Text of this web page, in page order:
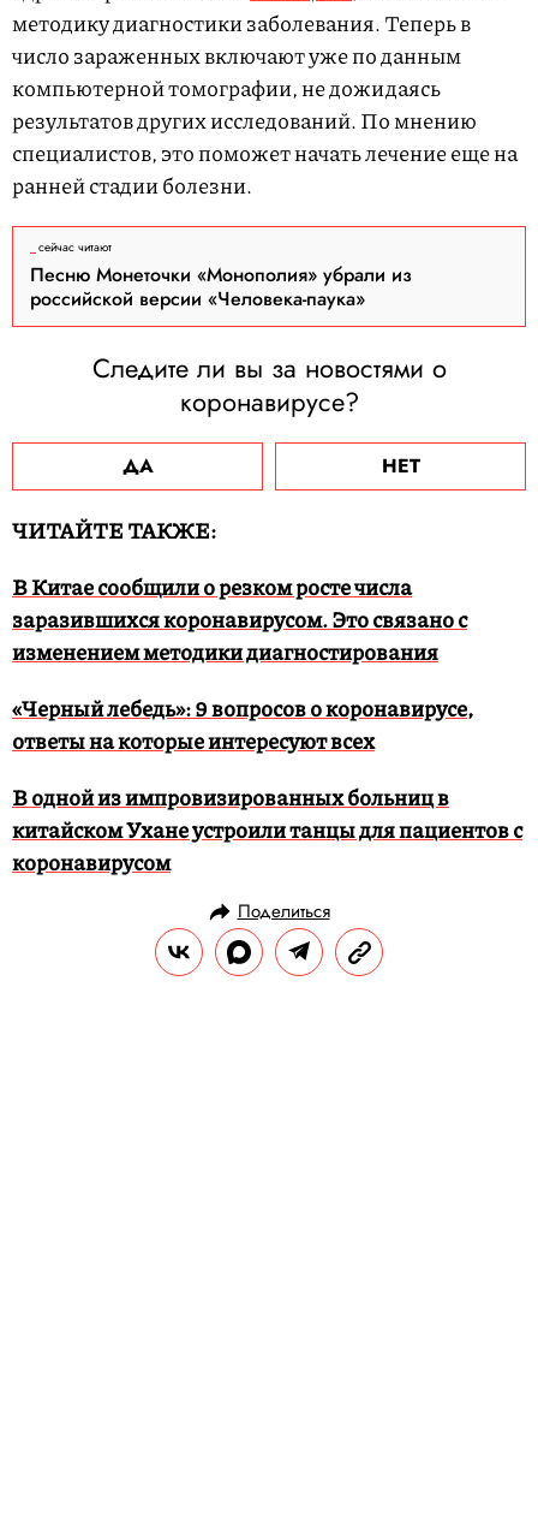
методику диагностики заболевания. Теперь в
число зараженных включают уже по данным
компьютерной томографии, не дожидаясь
результатов других исследований. По мнению
специалистов, это поможет начать лечение еще на
ранней стадии болезни.
сейчас читают
Песню Монеточки «Монополия» убрали из
российской версии «Человека-паука»
Следите ли вы за новостями о
коронавирусе?
ДА НЕТ
ЧИТАЙТЕ ТАКЖЕ:
В Китае сообщили о резком росте числа
заразившихся коронавирусом. Это связано с
изменением методики диагностирования
«Черный лебедь»: 9 вопросов о коронавирусе,
ответы на которые интересуют всех
В одной из импровизированных больниц в
китайском Ухане устроили танцы для пациентов с
коронавирусом
Поделиться